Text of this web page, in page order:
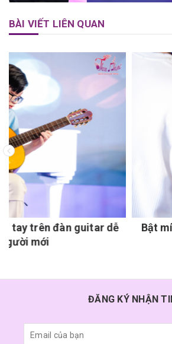
BÀI VIẾT LIÊN QUAN
dễ
Bật mí 5 bước học piano
ĐĂNG KÝ NHẬN